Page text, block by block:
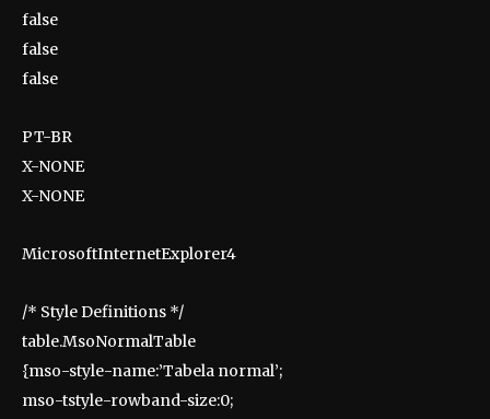
false
false
false
PT-BR
X-NONE
X-NONE
MicrosoftInternetExplorer4
/* Style Definitions */
table.MsoNormalTable
{mso-style-name:’Tabela normal’;
mso-tstyle-rowband-size:0;